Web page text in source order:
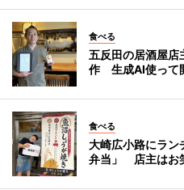
食べる
五反田の居酒屋店
作 生成AI使って
食べる
大崎広小路にラン
弁当」 店主はお